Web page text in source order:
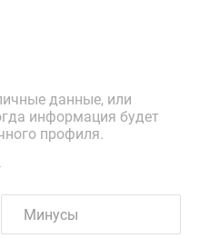
данные, или
информация будет
профиля.